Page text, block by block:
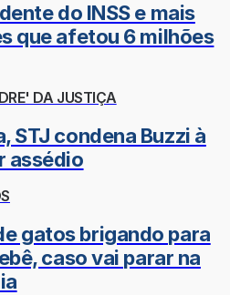
do INSS e mais
que afetou 6 milhões
DA JUSTIÇA
STJ condena Buzzi à
assédio
gatos brigando para
caso vai parar na